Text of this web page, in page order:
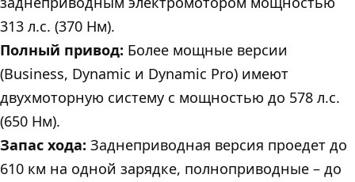
313 л.с. (370 Нм).
Полный привод: Более мощные версии
(Business, Dynamic и Dynamic Pro) имеют
двухмоторную систему с мощностью до 578 л.с.
(650 Нм).
Запас хода: Заднеприводная версия проедет до
610 км на одной зарядке, полноприводные – до